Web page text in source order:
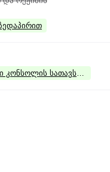
სათავსოს